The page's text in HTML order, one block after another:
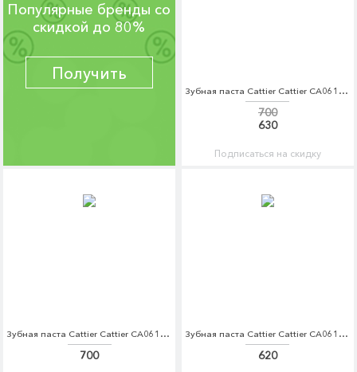
Популярные бренды со
скидкой до 80%
Получить
Зубная паста Cattier Cattier CA061LWFUP71
700
630
Подписаться на скидку
Зубная паста Cattier Cattier CA061LWFUP68
700
Зубная паста Cattier Cattier CA061LWFUP75
620